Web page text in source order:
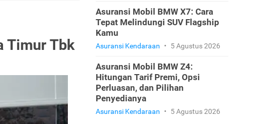
Timur Tbk
Asuransi Mobil BMW X7: Cara
Tepat Melindungi SUV Flagship
Kamu
Asuransi Kendaraan • 5 Agustus 2026
Asuransi Mobil BMW Z4:
Hitungan Tarif Premi, Opsi
Perluasan, dan Pilihan
Penyedianya
Asuransi Kendaraan • 5 Agustus 2026